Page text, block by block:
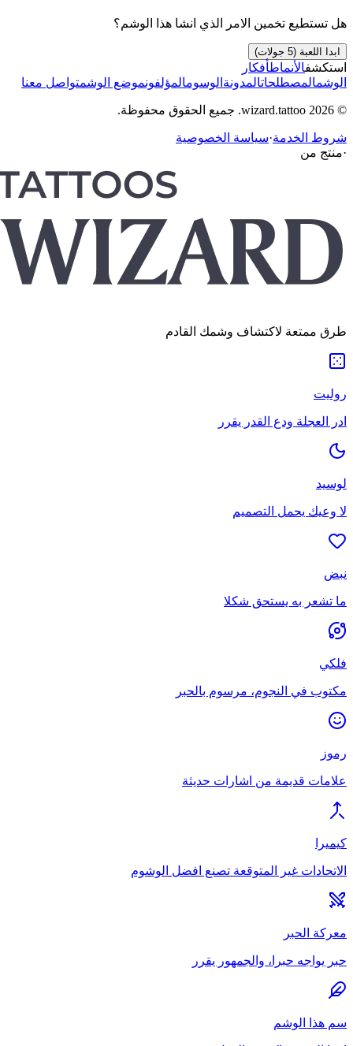
هل تستطيع تخمين الامر الذي انشا هذا الوشم؟
ابدا اللعبة (5 جولات)
استكشفالأنماطأفكار
الوشمالمصطلحاتالمدونةالوسومالمؤلفونموضع الوشمتواصل معنا
© 2026 wizard.tattoo. جميع الحقوق محفوظة.
شروط الخدمة·سياسة الخصوصية
منتج من
طرق ممتعة لاكتشاف وشمك القادم
روليت
ادر العجلة ودع القدر يقرر
لوسيد
لا وعيك يحمل التصميم
نبض
ما تشعر به يستحق شكلا
فلكي
مكتوب في النجوم، مرسوم بالحبر
رموز
علامات قديمة من اشارات حديثة
كيميرا
الاتحادات غير المتوقعة تصنع افضل الوشوم
معركة الحبر
حبر يواجه حبرا، والجمهور يقرر
سم هذا الوشم